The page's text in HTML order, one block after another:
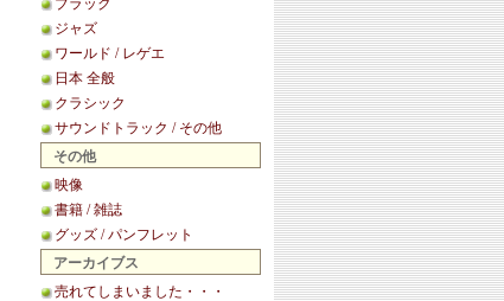
ブラック
ジャズ
ワールド / レゲエ
日本 全般
クラシック
サウンドトラック / その他
その他
映像
書籍 / 雑誌
グッズ / パンフレット
アーカイブス
売れてしまいました・・・